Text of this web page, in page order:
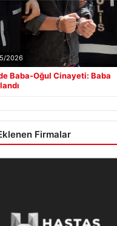
2026
Baba-Oğul Cinayeti: Baba
Firmalar